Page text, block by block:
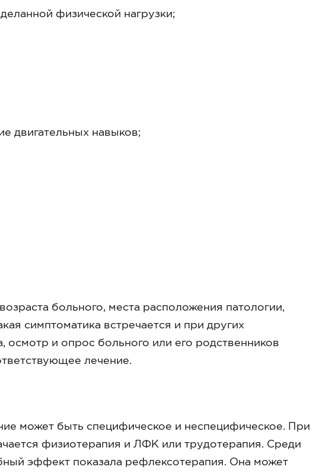
физической нагрузки;
двигательных навыков;
больного, места расположения патологии,
симптоматика встречается и при других
осмотр и опрос больного или его родственников
лечение.
может быть специфическое и неспецифическое. При
физиотерапия и ЛФК или трудотерапия. Среди
эффект показала рефлексотерапия. Она может